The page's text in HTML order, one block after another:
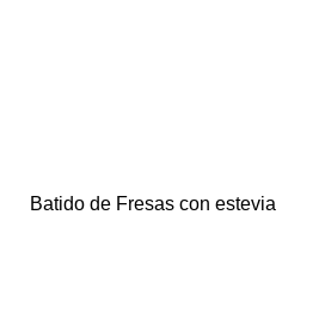
Batido de Fresas con estevia